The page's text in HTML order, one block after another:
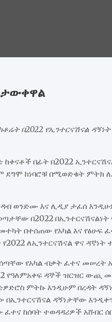
ታውቀዋል
በ2022 የኢንተርናሽናል
ከቀናቶች በፊት በ2022
ከነባሮቹ በሚወድቁት ምትክ
ወንድሙ እና ሊዲያ ታፈሰ
በ2022
በተሰጠው የአካል እና የፅሁፍ
ለኢንተርናሽናል ዋና ዳኛነት
የአካል ብቃት ፈተና
የዓለምአቀፍ ዳኞች ዝርዝር ውጪ
ምትኩ እንዲሁም በረዳት
በኢንተርናሽናል ዳኝነታቸው
ከሰባት ተወዳዳሪዎች አሸብር